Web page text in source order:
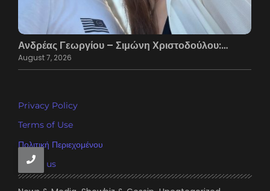
Ανδρέας Γεωργίου – Σιμώνη Χριστοδούλου:…
August 7, 2026
Privacy Policy
Terms of Use
Πολιτική Περιεχομένου
About us